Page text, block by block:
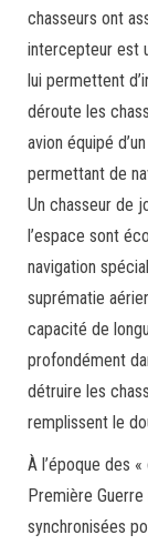
chasseurs ont
intercepteur est
lui permettent
déroute les
avion équipé
permettant de
Un chasseur de
l’espace sont
navigation
suprématie
capacité de
profondément
détruire les
remplissent le
À l’époque des
Première
synchronisées